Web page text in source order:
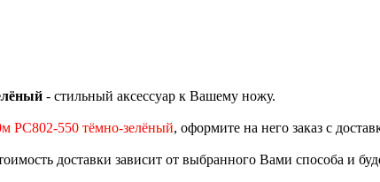
- стильный аксессуар к Вашему ножу.
PC802-550 тёмно-зелёный, оформите на него заказ с
доставки зависит от выбранного Вами способа и